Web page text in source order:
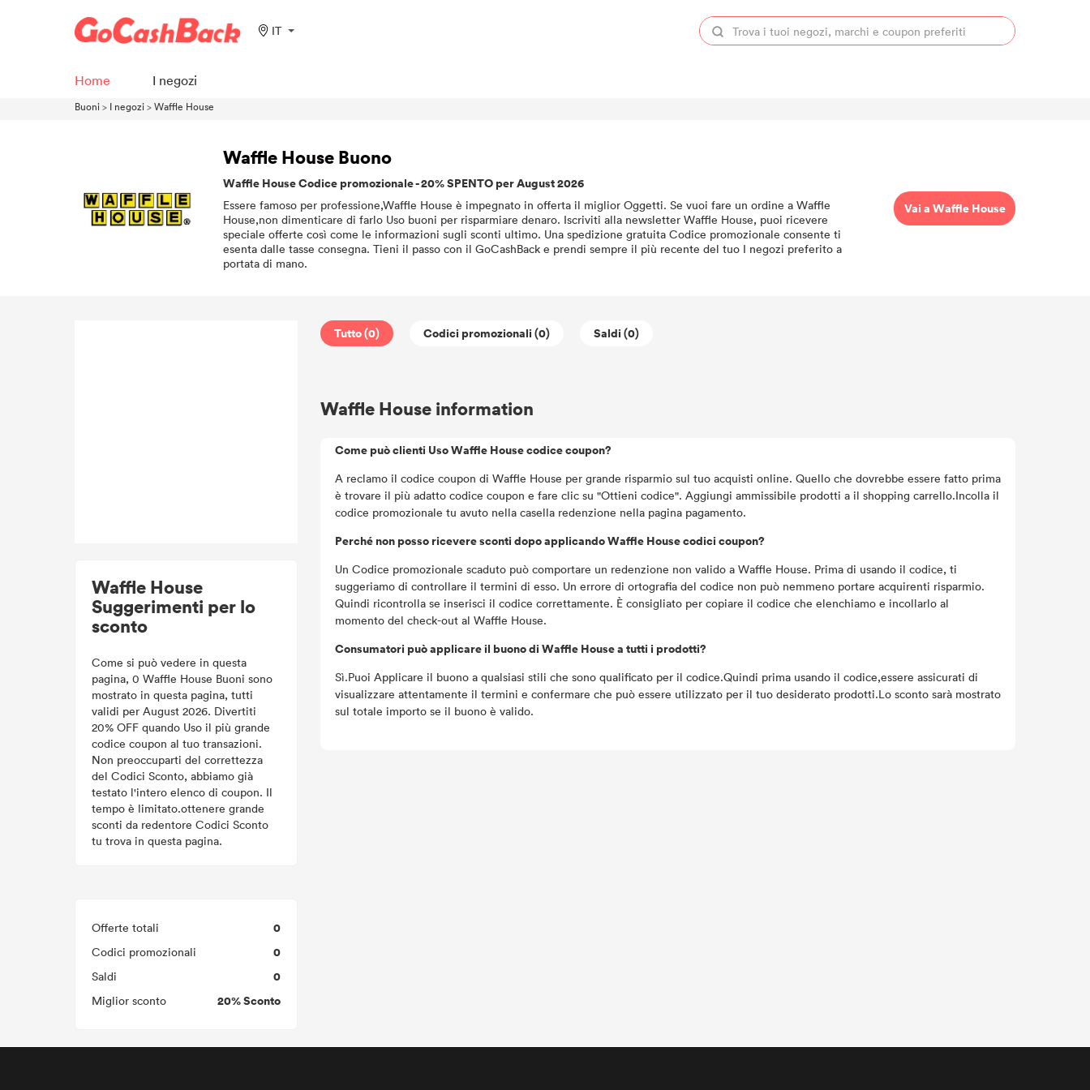
IT
Home I negozi
Buoni> I negozi>Waffle House
Waffle House Buono
Waffle House Codice promozionale - 20% SPENTO per August 2026
Essere famoso per professione,Waffle House è impegnato in offerta il miglior Oggetti. Se vuoi fare un ordine a Waffle
House,non dimenticare di farlo Uso buoni per risparmiare denaro. Iscriviti alla newsletter Waffle House, puoi ricevere
speciale offerte così come le informazioni sugli sconti ultimo. Una spedizione gratuita Codice promozionale consente ti
esenta dalle tasse consegna. Tieni il passo con il GoCashBack e prendi sempre il più recente del tuo I negozi preferito a
portata di mano.
Vai a Waffle House
Waffle House
Suggerimenti per lo
sconto
Come si può vedere in questa
pagina, 0 Waffle House Buoni sono
mostrato in questa pagina, tutti
validi per August 2026. Divertiti
20% OFF quando Uso il più grande
codice coupon al tuo transazioni.
Non preoccuparti del correttezza
del Codici Sconto, abbiamo già
testato l'intero elenco di coupon. Il
tempo è limitato.ottenere grande
sconti da redentore Codici Sconto
tu trova in questa pagina.
Offerte totali 0
Codici promozionali 0
Saldi 0
Miglior sconto 20% Sconto
Tutto (0) Codici promozionali (0) Saldi (0)
Waffle House information
Come può clienti Uso Waffle House codice coupon?
A reclamo il codice coupon di Waffle House per grande risparmio sul tuo acquisti online. Quello che dovrebbe essere fatto prima
è trovare il più adatto codice coupon e fare clic su "Ottieni codice". Aggiungi ammissibile prodotti a il shopping carrello.Incolla il
codice promozionale tu avuto nella casella redenzione nella pagina pagamento.
Perché non posso ricevere sconti dopo applicando Waffle House codici coupon?
Un Codice promozionale scaduto può comportare un redenzione non valido a Waffle House. Prima di usando il codice, ti
suggeriamo di controllare il termini di esso. Un errore di ortografia del codice non può nemmeno portare acquirenti risparmio.
Quindi ricontrolla se inserisci il codice correttamente. È consigliato per copiare il codice che elenchiamo e incollarlo al
momento del check-out al Waffle House.
Consumatori può applicare il buono di Waffle House a tutti i prodotti?
Sì.Puoi Applicare il buono a qualsiasi stili che sono qualificato per il codice.Quindi prima usando il codice,essere assicurati di
visualizzare attentamente il termini e confermare che può essere utilizzato per il tuo desiderato prodotti.Lo sconto sarà mostrato
sul totale importo se il buono è valido.